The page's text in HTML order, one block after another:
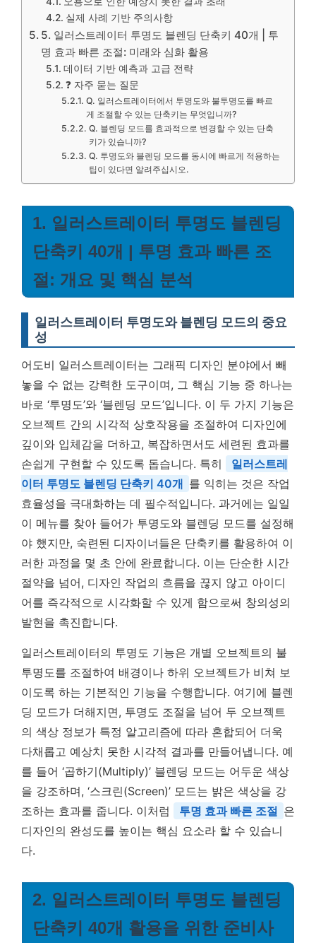
실제 사례 기반 주의사항
5. 일러스트레이터 투명도 블렌딩 단축키 40개 | 투
명 효과 빠른 조절: 미래와 심화 활용
데이터 기반 예측과 고급 전략
❓ 자주 묻는 질문
Q. 일러스트레이터에서 투명도와 불투명도를 빠르
게 조절할 수 있는 단축키는 무엇입니까?
Q. 블렌딩 모드를 효과적으로 변경할 수 있는 단축
키가 있습니까?
Q. 투명도와 블렌딩 모드를 동시에 빠르게 적용하는
팁이 있다면 알려주십시오.
1. 일러스트레이터 투명도 블렌딩
단축키 40개 | 투명 효과 빠른 조
절: 개요 및 핵심 분석
일러스트레이터 투명도와 블렌딩 모드의 중요
성
어도비 일러스트레이터는 그래픽 디자인 분야에서 빼
놓을 수 없는 강력한 도구이며, 그 핵심 기능 중 하나는
바로 ‘투명도’와 ‘블렌딩 모드’입니다. 이 두 가지 기능은
오브젝트 간의 시각적 상호작용을 조절하여 디자인에
깊이와 입체감을 더하고, 복잡하면서도 세련된 효과를
손쉽게 구현할 수 있도록 돕습니다. 특히
일러스트레
이터 투명도 블렌딩 단축키 40개 를 익히는 것은 작업
효율성을 극대화하는 데 필수적입니다. 과거에는 일일
이 메뉴를 찾아 들어가 투명도와 블렌딩 모드를 설정해
야 했지만, 숙련된 디자이너들은 단축키를 활용하여 이
러한 과정을 몇 초 안에 완료합니다. 이는 단순한 시간
절약을 넘어, 디자인 작업의 흐름을 끊지 않고 아이디
어를 즉각적으로 시각화할 수 있게 함으로써 창의성의
발현을 촉진합니다.
일러스트레이터의 투명도 기능은 개별 오브젝트의 불
투명도를 조절하여 배경이나 하위 오브젝트가 비쳐 보
이도록 하는 기본적인 기능을 수행합니다. 여기에 블렌
딩 모드가 더해지면, 투명도 조절을 넘어 두 오브젝트
의 색상 정보가 특정 알고리즘에 따라 혼합되어 더욱
다채롭고 예상치 못한 시각적 결과를 만들어냅니다. 예
를 들어 ‘곱하기(Multiply)’ 블렌딩 모드는 어두운 색상
을 강조하며, ‘스크린(Screen)’ 모드는 밝은 색상을 강
조하는 효과를 줍니다. 이처럼
투명 효과 빠른 조절 은
디자인의 완성도를 높이는 핵심 요소라 할 수 있습니
다.
2. 일러스트레이터 투명도 블렌딩
단축키 40개 활용을 위한 준비사